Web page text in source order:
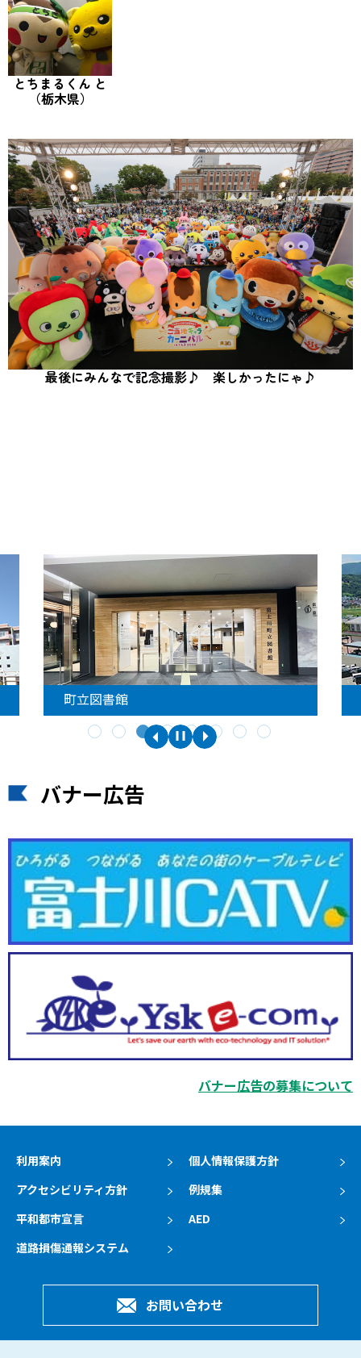
とちまるくん と
（栃木県）
最後にみんなで記念撮影♪ 楽しかったにゃ♪
町立図書館
バナー広告
バナー広告の募集について
利用案内
個人情報保護方針
アクセシビリティ方針
例規集
平和都市宣言
AED
道路損傷通報システム
お問い合わせ